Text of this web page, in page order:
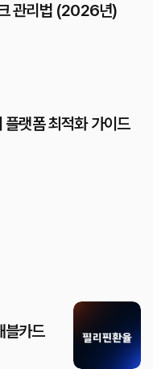
관리법 (2026년)
랫폼 최적화 가이드
블카드